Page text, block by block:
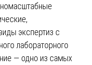
экспертиз с
лабораторного
— одно из самых